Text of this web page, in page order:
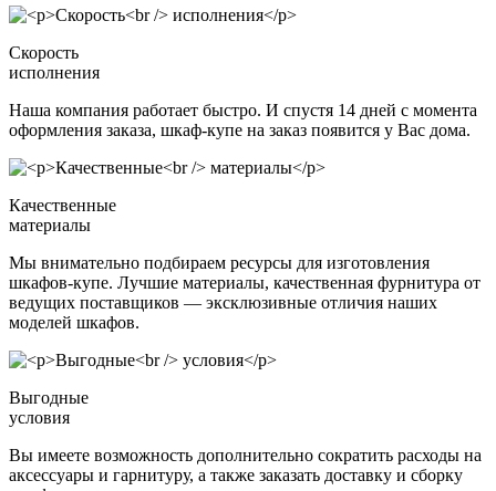
Скорость
исполнения
Наша компания работает быстро. И спустя 14 дней с момента
оформления заказа, шкаф-купе на заказ появится у Вас дома.
Качественные
материалы
Мы внимательно подбираем ресурсы для изготовления
шкафов-купе. Лучшие материалы, качественная фурнитура от
ведущих поставщиков — эксклюзивные отличия наших
моделей шкафов.
Выгодные
условия
Вы имеете возможность дополнительно сократить расходы на
аксессуары и гарнитуру, а также заказать доставку и сборку